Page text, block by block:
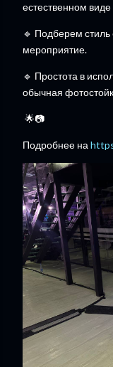
естественном
🔹 Подберем
мероприятие.
🔹 Простота в
обычная
🌟📷
Подробнее на